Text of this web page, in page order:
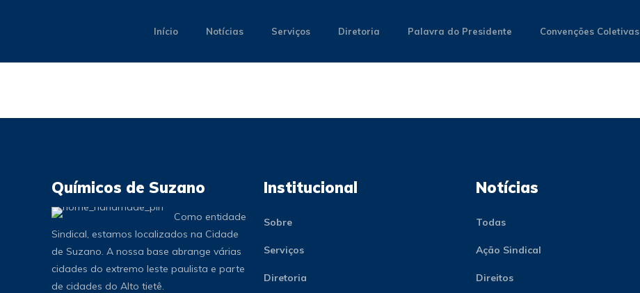
Início Notícias Serviços Diretoria Palavra do Presidente Convenções Coletivas
Químicos de Suzano
Como entidade
Sindical, estamos localizados na Cidade
de Suzano. A nossa base abrange várias
cidades do extremo leste paulista e parte
de cidades do Alto tietê.
Institucional
Sobre
Serviços
Diretoria
Notícias
Todas
Ação Sindical
Direitos